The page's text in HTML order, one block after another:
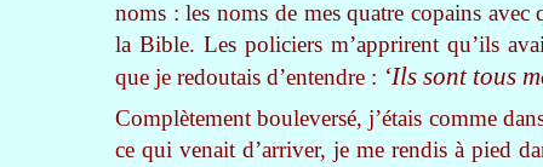
noms : les noms de mes quatre copains
la Bible. Les policiers m’apprirent qu’ils
que je redoutais d’entendre : ‘Ils sont tous
Complètement bouleversé, j’étais comme
ce qui venait d’arriver, je me rendis à pied